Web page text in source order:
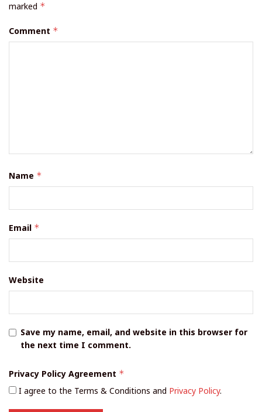
marked *
Comment *
Name *
Email *
Website
Save my name, email, and website in this browser for
the next time I comment.
Privacy Policy Agreement *
I agree to the Terms & Conditions and Privacy Policy.